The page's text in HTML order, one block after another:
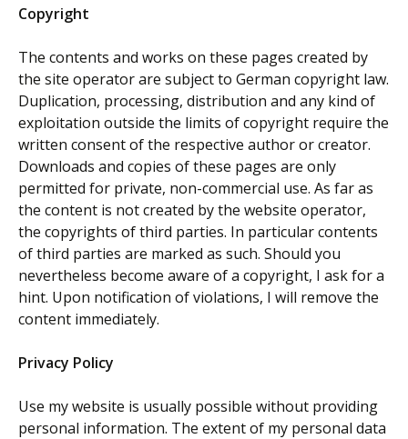
Copyright
The contents and works on these pages created by
the site operator are subject to German copyright law.
Duplication, processing, distribution and any kind of
exploitation outside the limits of copyright require the
written consent of the respective author or creator.
Downloads and copies of these pages are only
permitted for private, non-commercial use. As far as
the content is not created by the website operator,
the copyrights of third parties. In particular contents
of third parties are marked as such. Should you
nevertheless become aware of a copyright, I ask for a
hint. Upon notification of violations, I will remove the
content immediately.
Privacy Policy
Use my website is usually possible without providing
personal information. The extent of my personal data